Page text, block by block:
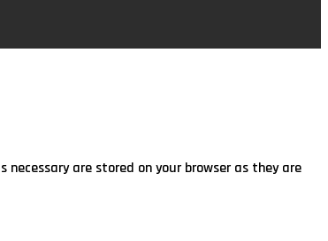
are stored on your browser as they are